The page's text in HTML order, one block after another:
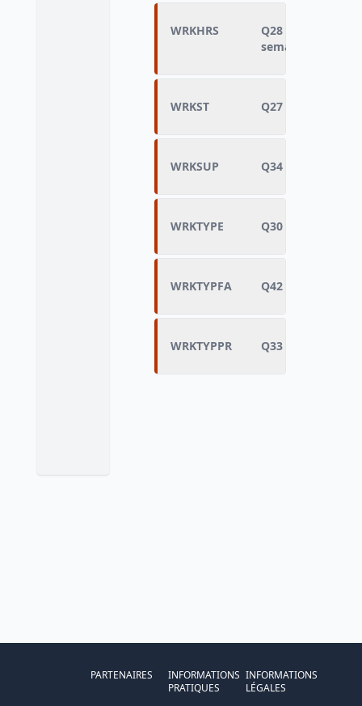
WRKHRS
Q28 - Nombre
semaine
WRKST Q27 - Situation
WRKSUP Q34 - Supervise
WRKTYPE Q30 - Situation
WRKTYPFA Q42 - Situation
WRKTYPPR Q33 - Situation
PARTENAIRES
INFORMATIONS
PRATIQUES
INFORMATIONS
LÉGALES